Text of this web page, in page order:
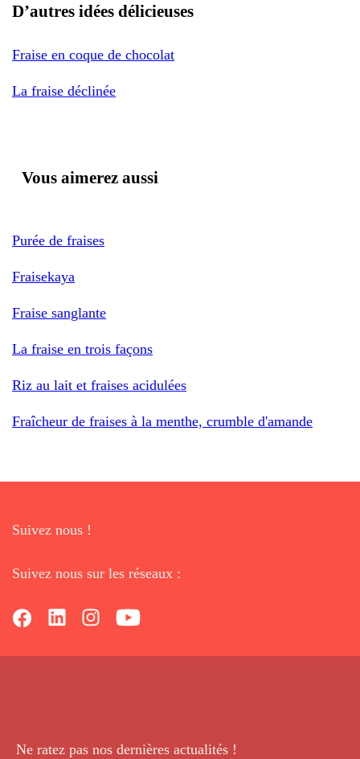
D’autres idées délicieuses
Fraise en coque de chocolat
La fraise déclinée
Vous aimerez aussi
Purée de fraises
Fraisekaya
Fraise sanglante
La fraise en trois façons
Riz au lait et fraises acidulées
Fraîcheur de fraises à la menthe, crumble d'amande
Suivez nous !
Suivez nous sur les réseaux :
Ne ratez pas nos dernières actualités !